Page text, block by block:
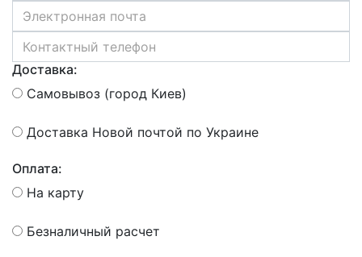
Доставка:
Самовывоз (город Киев)
Доставка Новой почтой по Украине
Оплата:
На карту
Безналичный расчет